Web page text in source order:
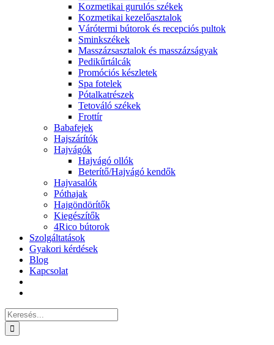
Kozmetikai gurulós székek
Kozmetikai kezelőasztalok
Várótermi bútorok és recepciós pultok
Sminkszékek
Masszázsasztalok és masszázságyak
Pedikűrtálcák
Promóciós készletek
Spa fotelek
Pótalkatrészek
Tetováló székek
Frottír
Babafejek
Hajszárítók
Hajvágók
Hajvágó ollók
Beterítő/Hajvágó kendők
Hajvasalók
Póthajak
Hajgöndörítők
Kiegészítők
4Rico bútorok
Szolgáltatások
Gyakori kérdések
Blog
Kapcsolat
Keresés...